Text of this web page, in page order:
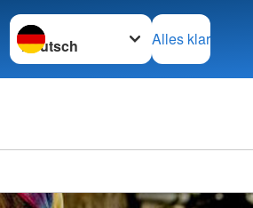
Sprache wechseln zu
Alles klar